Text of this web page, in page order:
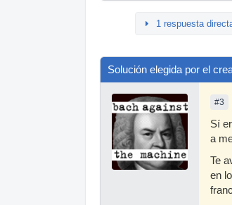
1 respuesta
Solución elegida por el
#3
Sí
a
Te
en